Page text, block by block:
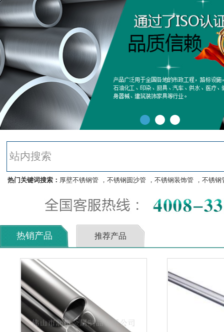
热门关键词搜索： 厚壁不锈钢管 ， 不锈钢圆沙管 ， 不锈钢装饰管 ， 不锈钢
热销产品 推荐产品